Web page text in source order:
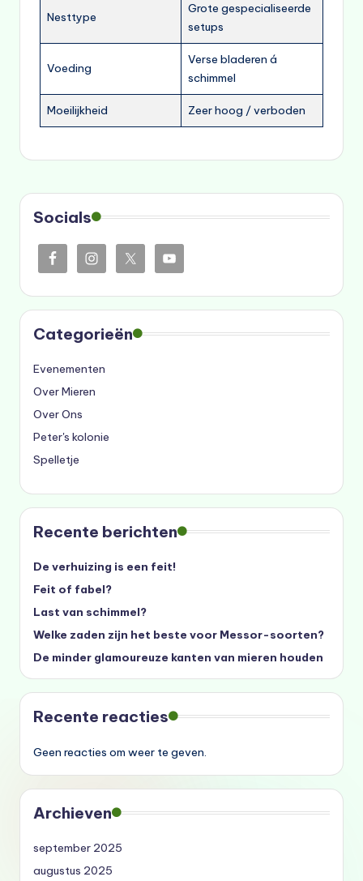
Nesttype
Grote gespecialiseerde
setups
Voeding
Verse bladeren á
schimmel
Moeilijkheid Zeer hoog / verboden
Socials
Categorieën
Evenementen
Over Mieren
Over Ons
Peter's kolonie
Spelletje
Recente berichten
De verhuizing is een feit!
Feit of fabel?
Last van schimmel?
Welke zaden zijn het beste voor Messor-soorten?
De minder glamoureuze kanten van mieren houden
Recente reacties
Geen reacties om weer te geven.
Archieven
september 2025
augustus 2025